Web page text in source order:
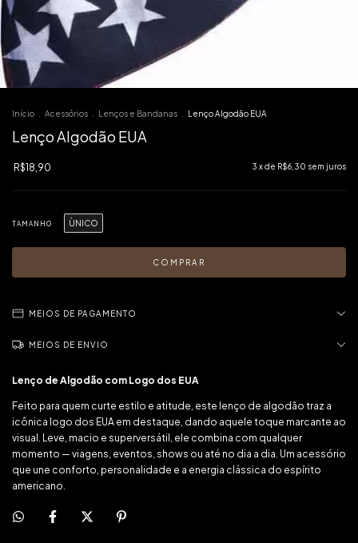
Início Acessórios Lenços e Bandanas Lenço Algodão EUA
Lenço Algodão EUA
R$18,90 3 x de R$6,30 sem juros
TAMANHO ÙNICO
MEIOS DE PAGAMENTO
MEIOS DE ENVIO
Lenço de Algodão com Logo dos EUA
Feito para quem curte estilo e atitude, este lenço de algodão traz a
icônica logo dos EUA em destaque, dando aquele toque marcante ao
visual. Leve, macio e superversátil, ele combina com qualquer
momento — viagens, eventos, shows ou até no dia a dia. Um acessório
que une conforto, personalidade e a energia clássica do espírito
americano.